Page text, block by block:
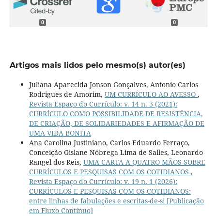
0 0
Artigos mais lidos pelo mesmo(s) autor(es)
Juliana Aparecida Jonson Gonçalves, Antonio Carlos
Rodrigues de Amorim, UM CURRÍCULO AO AVESSO ,
Revista Espaço do Currículo: v. 14 n. 3 (2021):
CURRÍCULO COMO POSSIBILIDADE DE RESISTÊNCIA,
DE CRIAÇÃO, DE SOLIDARIEDADES E AFIRMAÇÃO DE
UMA VIDA BONITA
Ana Carolina Justiniano, Carlos Eduardo Ferraço,
Conceição Gislane Nóbrega Lima de Salles, Leonardo
Rangel dos Reis, UMA CARTA A QUATRO MÃOS SOBRE
CURRÍCULOS E PESQUISAS COM OS COTIDIANOS ,
Revista Espaço do Currículo: v. 19 n. 1 (2026):
CURRÍCULOS E PESQUISAS COM OS COTIDIANOS:
entre linhas de fabulações e escritas-de-si [Publicação
em Fluxo Contínuo]